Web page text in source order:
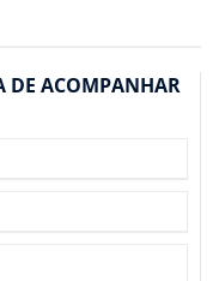
DE ACOMPANHAR